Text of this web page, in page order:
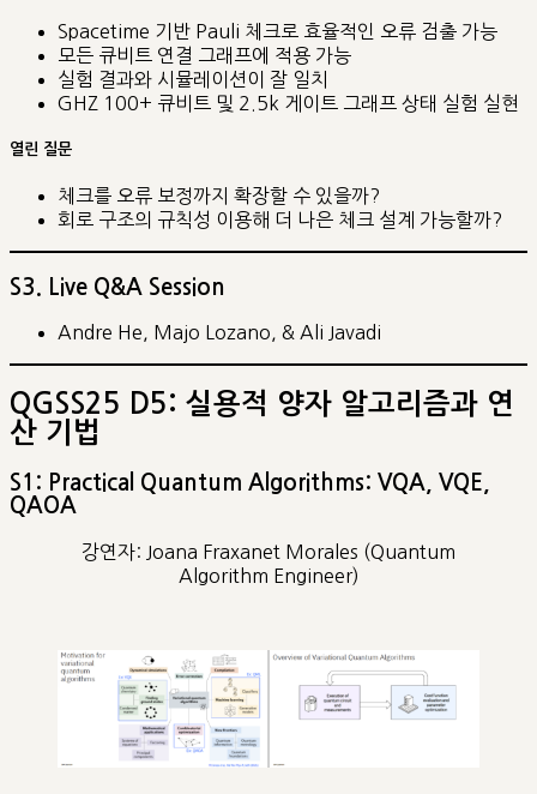
Spacetime 기반 Pauli 체크로 효율적인 오류 검출 가능
모든 큐비트 연결 그래프에 적용 가능
실험 결과와 시뮬레이션이 잘 일치
GHZ 100+ 큐비트 및 2.5k 게이트 그래프 상태 실험 실현
열린 질문
체크를 오류 보정까지 확장할 수 있을까?
회로 구조의 규칙성 이용해 더 나은 체크 설계 가능할까?
S3. Live Q&A Session
Andre He, Majo Lozano, & Ali Javadi
QGSS25 D5: 실용적 양자 알고리즘과 연
산 기법
S1: Practical Quantum Algorithms: VQA, VQE,
QAOA
강연자: Joana Fraxanet Morales (Quantum
Algorithm Engineer)